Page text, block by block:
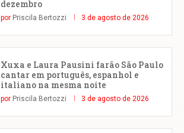
dezembro
por Priscila Bertozzi 3 de agosto de 2026
Xuxa e Laura Pausini farão São Paulo
cantar em português, espanhol e
italiano na mesma noite
por Priscila Bertozzi 3 de agosto de 2026